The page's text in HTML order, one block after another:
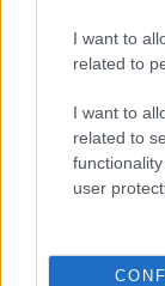
I want to
related to
I want to
related to
user
Κέντρο
Γρεβενών,
Τρίτη 30
Θέατρο
Να